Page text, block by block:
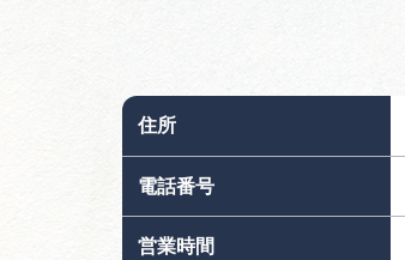
住所
電話番号
営業時間